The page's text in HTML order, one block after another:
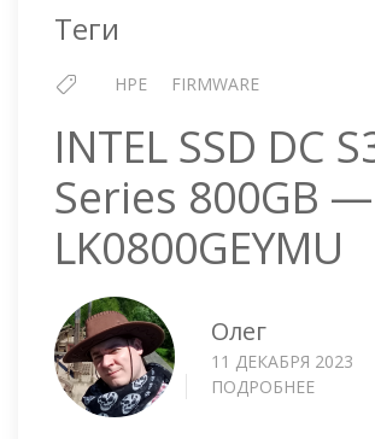
Теги
HPE FIRMWARE
INTEL SSD DC
Series 800GB —
LK0800GEYMU
Олег
11 ДЕКАБРЯ 2023
ПОДРОБНЕЕ